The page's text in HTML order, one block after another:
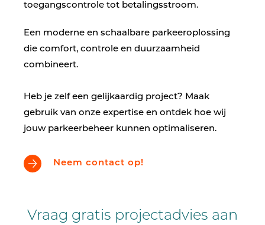
toegangscontrole tot betalingsstroom.
Een moderne en schaalbare parkeeroplossing
die comfort, controle en duurzaamheid
combineert.
Heb je zelf een gelijkaardig project? Maak
gebruik van onze expertise en ontdek hoe wij
jouw parkeerbeheer kunnen optimaliseren.
Neem contact op!
Vraag gratis projectadvies aan